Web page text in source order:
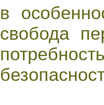
в
свобода